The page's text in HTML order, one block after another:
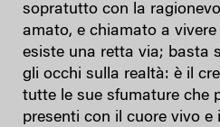
sopratutto con la
amato, e chiamato a vivere
esiste una retta via; basta
gli occhi sulla realtà: è il
tutte le sue sfumature che
presenti con il cuore vivo e